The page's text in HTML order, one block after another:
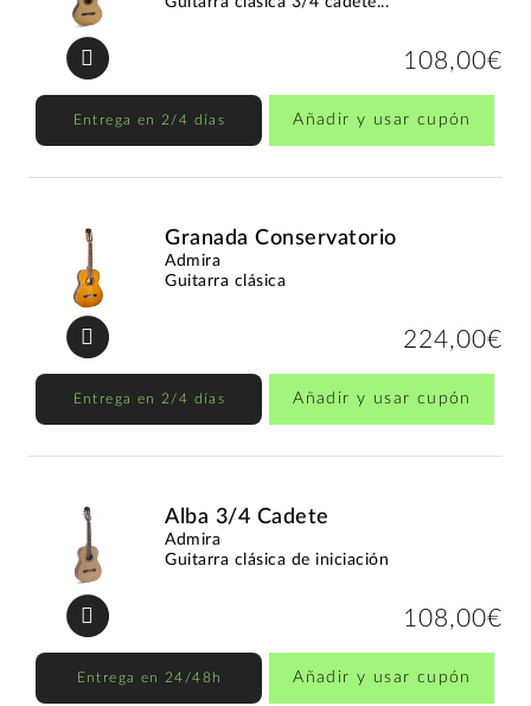
108,00€
Entrega en 2/4 días Añadir y usar cupón
Granada Conservatorio
Admira
Guitarra clásica
224,00€
Entrega en 2/4 días Añadir y usar cupón
Alba 3/4 Cadete
Admira
Guitarra clásica de iniciación
108,00€
Entrega en 24/48h Añadir y usar cupón